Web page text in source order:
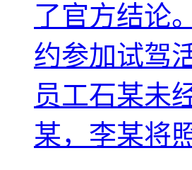
了官方结论
约参加试驾
员工石某未
某，李某将